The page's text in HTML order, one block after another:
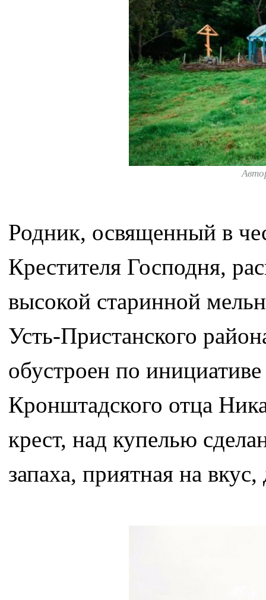
Родник, освященный в
Крестителя Господня,
высокой старинной
Усть-Пристанского
обустроен по
Кронштадского отца
крест, над купелью
запаха, приятная на